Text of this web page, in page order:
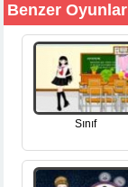
Benzer Oyunlar
Sınıf